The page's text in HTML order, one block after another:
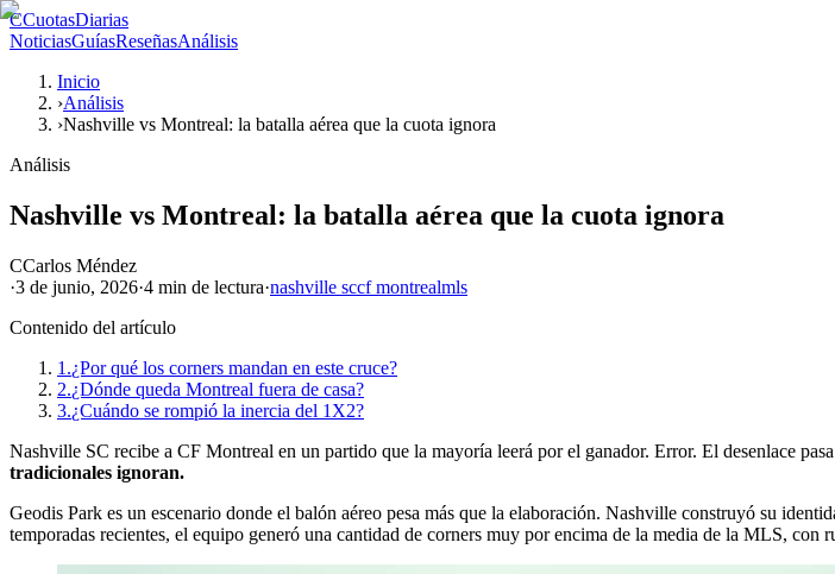
CCuotasDiarias
NoticiasGuíasReseñasAnálisis
Inicio
›Análisis
›Nashville vs Montreal: la batalla aérea que la cuota ignora
Análisis
Nashville vs Montreal: la batalla aérea que la cuota ignora
CCarlos Méndez
·3 de junio, 2026·4 min de lectura·nashville sccf montrealmls
Contenido del artículo
1.¿Por qué los corners mandan en este cruce?
2.¿Dónde queda Montreal fuera de casa?
3.¿Cuándo se rompió la inercia del 1X2?
Nashville SC recibe a CF Montreal en un partido que la mayoría leerá por el ganador. Error. El desenlace pasa
tradicionales ignoran.
Geodis Park es un escenario donde el balón aéreo pesa más que la elaboración. Nashville construyó su
temporadas recientes, el equipo generó una cantidad de corners muy por encima de la media de la MLS,